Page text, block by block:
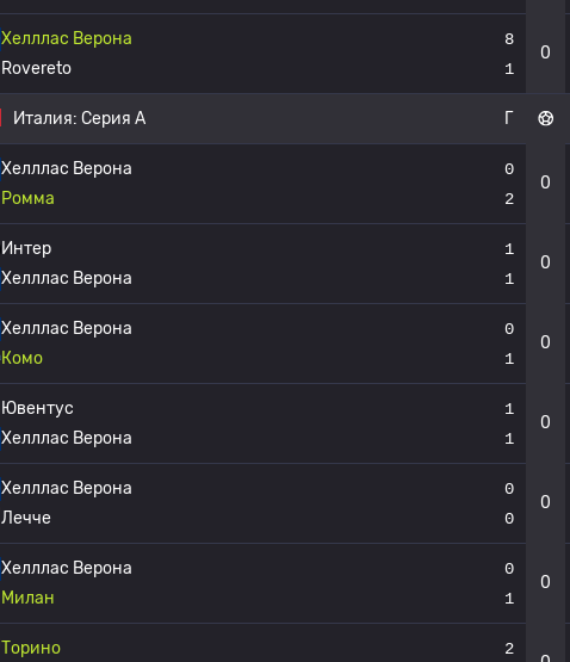
Хелллас Верона
Rovereto
8
1
0
Италия: Серия А Г
Хелллас Верона
Ромма
0
2
0
Интер
Хелллас Верона
1
1
0
Хелллас Верона
Комо
0
1
0
Ювентус
Хелллас Верона
1
1
0
Хелллас Верона
Лечче
0
0
0
Хелллас Верона
Милан
0
1
0
Торино
2